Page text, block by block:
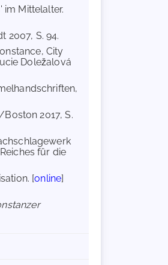
im Mittelalter.
2007, S. 94.
City
Doležalová
2017, S.
für die
[online]